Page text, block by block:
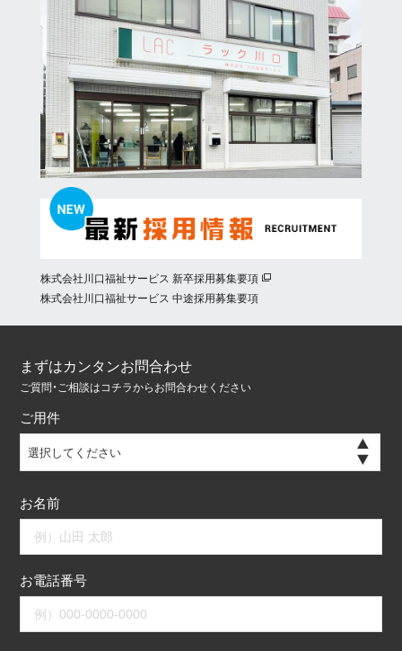
株式会社川口福祉サービス 新卒採用募集要項
株式会社川口福祉サービス 中途採用募集要項
まずはカンタンお問合わせ
ご質問・ご相談はコチラからお問合わせください
ご用件
選択してください
お名前
お電話番号